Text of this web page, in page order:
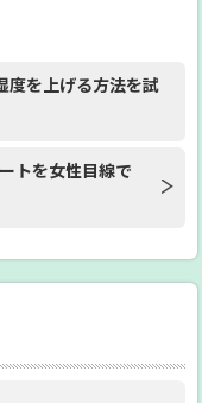
度を上げる方法を試
トを女性目線で